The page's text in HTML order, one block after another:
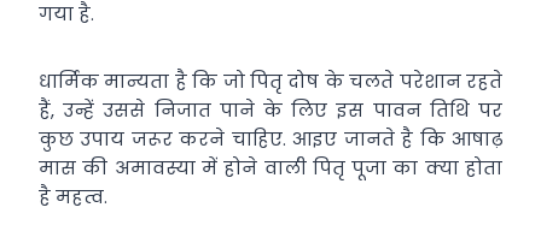
गया है.
धार्मिक मान्यता है कि जो पितृ दोष के चलते परेशान रहते
हैं, उन्हें उससे निजात पाने के लिए इस पावन तिथि पर
कुछ उपाय जरूर करने चाहिए. आइए जानते है कि आषाढ़
मास की अमावस्या में होने वाली पितृ पूजा का क्या होता
है महत्व.